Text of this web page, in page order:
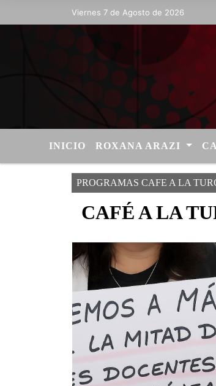
Viernes 7 de Agosto de 2026
Hoy es Viernes 7 de
INICIO ROXANA ARAZI
PROGRAMAS CAFE A LA
CAFÉ A LA